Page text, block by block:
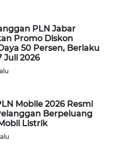
PLN Jabar
Promo Diskon
50 Persen, Berlaku
Juli 2026
Mobile 2026 Resmi
Berpeluang
Listrik